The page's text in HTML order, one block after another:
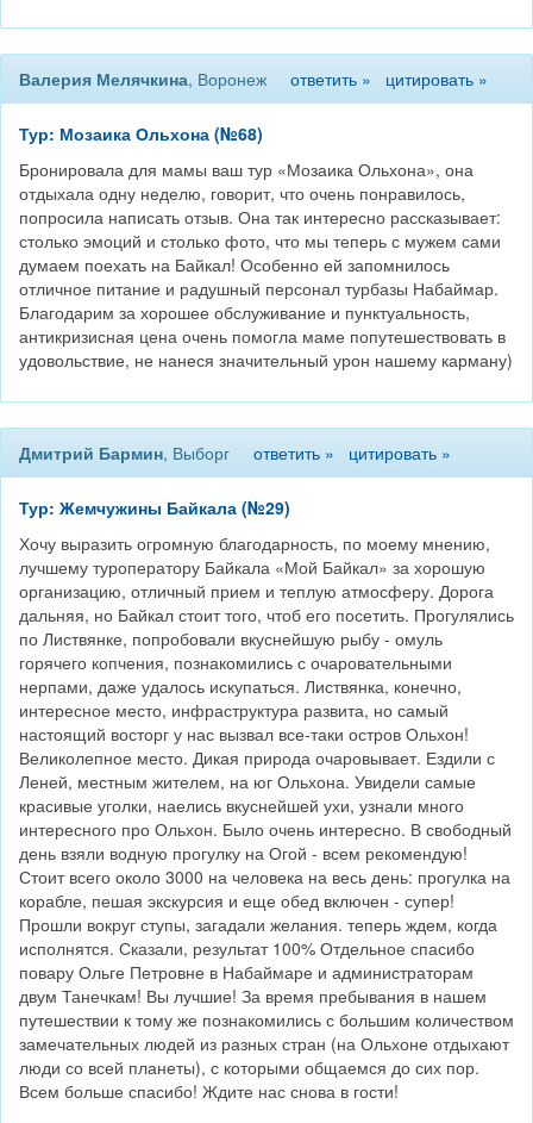
Валерия Мелячкина, Воронеж ответить » цитировать »
Тур: Мозаика Ольхона (№68)
Бронировала для мамы ваш тур «Мозаика Ольхона», она
отдыхала одну неделю, говорит, что очень понравилось,
попросила написать отзыв. Она так интересно рассказывает:
столько эмоций и столько фото, что мы теперь с мужем сами
думаем поехать на Байкал! Особенно ей запомнилось
отличное питание и радушный персонал турбазы Набаймар.
Благодарим за хорошее обслуживание и пунктуальность,
антикризисная цена очень помогла маме попутешествовать в
удовольствие, не нанеся значительный урон нашему карману)
Дмитрий Бармин, Выборг ответить » цитировать »
Тур: Жемчужины Байкала (№29)
Хочу выразить огромную благодарность, по моему мнению,
лучшему туроператору Байкала «Мой Байкал» за хорошую
организацию, отличный прием и теплую атмосферу. Дорога
дальняя, но Байкал стоит того, чтоб его посетить. Прогулялись
по Листвянке, попробовали вкуснейшую рыбу - омуль
горячего копчения, познакомились с очаровательными
нерпами, даже удалось искупаться. Листвянка, конечно,
интересное место, инфраструктура развита, но самый
настоящий восторг у нас вызвал все-таки остров Ольхон!
Великолепное место. Дикая природа очаровывает. Ездили с
Леней, местным жителем, на юг Ольхона. Увидели самые
красивые уголки, наелись вкуснейшей ухи, узнали много
интересного про Ольхон. Было очень интересно. В свободный
день взяли водную прогулку на Огой - всем рекомендую!
Стоит всего около 3000 на человека на весь день: прогулка на
корабле, пешая экскурсия и еще обед включен - супер!
Прошли вокруг ступы, загадали желания. теперь ждем, когда
исполнятся. Сказали, результат 100% Отдельное спасибо
повару Ольге Петровне в Набаймаре и администраторам
двум Танечкам! Вы лучшие! За время пребывания в нашем
путешествии к тому же познакомились с большим количеством
замечательных людей из разных стран (на Ольхоне отдыхают
люди со всей планеты), с которыми общаемся до сих пор.
Всем больше спасибо! Ждите нас снова в гости!